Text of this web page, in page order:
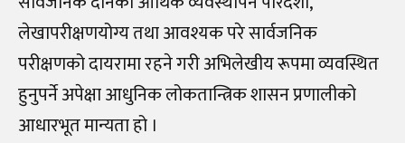
लेखापरीक्षणयोग्य तथा आवश्यक परे सार्वजनिक
परीक्षणको दायरामा रहने गरी अभिलेखीय रूपमा व्यवस्थित
हुनुपर्ने अपेक्षा आधुनिक लोकतान्त्रिक शासन प्रणालीको
आधारभूत मान्यता हो ।